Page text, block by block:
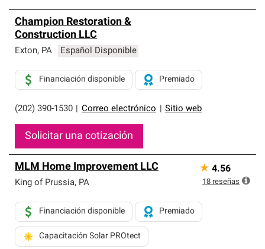
Champion Restoration &
Construction LLC
Exton, PA Español Disponible
(202) 390-1530 Correo electrónico Sitio web
Financiación disponible Premiado
Solicitar una cotización
MLM Home Improvement LLC
King of Prussia, PA
Financiación disponible Premiado
Capacitación Solar PROtect
★ 4.56
18 reseñas